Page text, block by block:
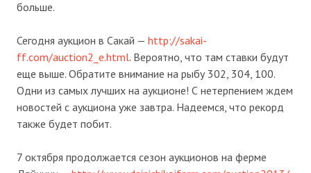
больше.
Сегодня аукцион в Сакай — http://sakai-
ff.com/auction2_e.html. Вероятно, что там ставки будут
еще выше. Обратите внимание на рыбу 302, 304, 100.
Одни из самых лучших на аукционе! С нетерпением ждем
новостей с аукциона уже завтра. Надеемся, что рекорд
также будет побит.
7 октября продолжается сезон аукционов на ферме